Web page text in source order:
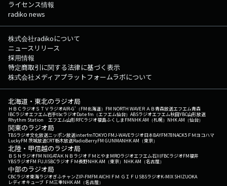
ライセンス情報
radiko news
株式会社radikoについて
ニュースリリース
採用情報
特定商取引に関する法律に基づく表示
株式会社メディアプラットフォームラボについて
北海道・東北のラジオ局
ＨＢＣラジオＳＴＶラジオAIR-G'（FM北海道） FM NORTH WAVEＲＡＢ青森放送エフエム青森
IBCラジオエフエム岩手tbcラジオDate fm（エフエム仙台） ABSラジオエフエム秋田YBC山形放送
Rhythm Station エフエム山形RFCラジオ福島ふくしまFMNHK AM（札幌） NHK AM（仙台）
関東のラジオ局
TBSラジオ文化放送ニッポン放送interfmTOKYO FMJ-WAVEラジオ日本BAYFM78NACK5 ＦＭヨコハマ
LuckyFM 茨城放送CRT栃木放送RadioBerryFM GUNMANHK AM（東京）
北陸・甲信越のラジオ局
ＢＳＮラジオFM NIIGATAＫＮＢラジオ ＦＭとやまMROラジオエフエム石川FBCラジオFM福井
YBSラジオFM FUJISBCラジオ ＦＭ長野NHK AM（東京） NHK AM（名古屋）
中部のラジオ局
CBCラジオ東海ラジオぎふチャンZIP-FMFM AICHI ＦＭ ＧＩＦＵ SBSラジオK-MIX SHIZUOKA
レディオキューブ ＦＭ三重NHK AM（名古屋）